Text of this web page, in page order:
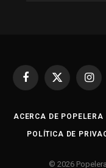
Facebook
X
ACERCA DE POPELERA
POLÍTICA DE
© 2026